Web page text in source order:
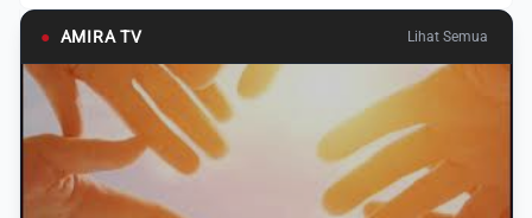
● AMIRA TV Lihat Semua